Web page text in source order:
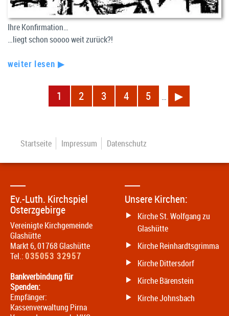
Ihre Konfirmation…
…liegt schon soooo weit zurück?!
weiter lesen ▶
1 2 3 4 5 … ▶
Startseite Impressum Datenschutz
Ev.-Luth. Kirchspiel
Osterzgebirge
Vereinigte Kirchgemeinde
Glashütte
Markt 6,01768Glashütte
Tel.:035053 32957
Bankverbindung für
Spenden:
Empfänger:
Kassenverwaltung Pirna
Unsere Kirchen:
Kirche St. Wolfgang zu
Glashütte
Kirche Reinhardtsgrimma
Kirche Dittersdorf
Kirche Bärenstein
Kirche Johnsbach